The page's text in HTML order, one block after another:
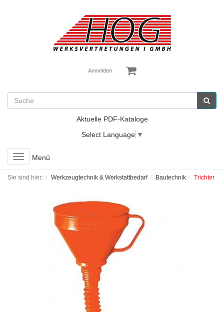
Anmelden
Aktuelle PDF-Kataloge
Select Language ▼
Toggle
navigation
Menü
Sie sind hier: Werkzeugtechnik & Werkstattbedarf Bautechnik Trichter